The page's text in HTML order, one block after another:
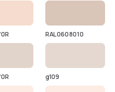
RAL 060 80 10
g109